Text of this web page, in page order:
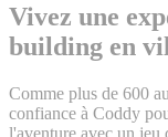
Vivez une
building en
Comme plus de 600
confiance à Coddy
l'aventure avec un jeu